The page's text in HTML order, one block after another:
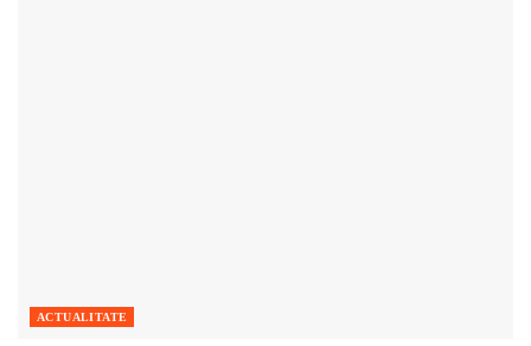
ACTUALITATE